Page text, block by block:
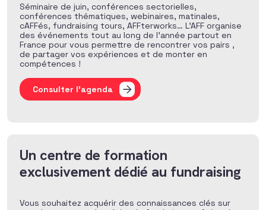
Séminaire de juin, conférences sectorielles,
conférences thématiques, webinaires, matinales,
cAFFés, fundraising tours, AFFterworks… L’AFF organise
des événements tout au long de l’année partout en
France pour vous permettre de rencontrer vos pairs ,
de partager vos expériences et de monter en
compétences !
Consulter l'agenda
Un centre de formation
exclusivement dédié au fundraising
Vous souhaitez acquérir des connaissances clés sur